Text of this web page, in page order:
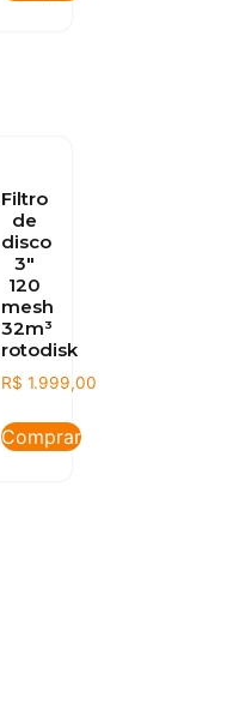
Filtro
de
disco
3″
120
mesh
32m³
rotodisk
R$ 1.999,00
Comprar